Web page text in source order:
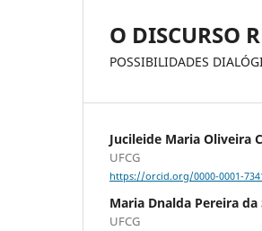
O DISCURSO
POSSIBILIDADES
Jucileide Maria Oliveira
UFCG
https://orcid.org/0000-0001-
Maria Dnalda Pereira da
UFCG